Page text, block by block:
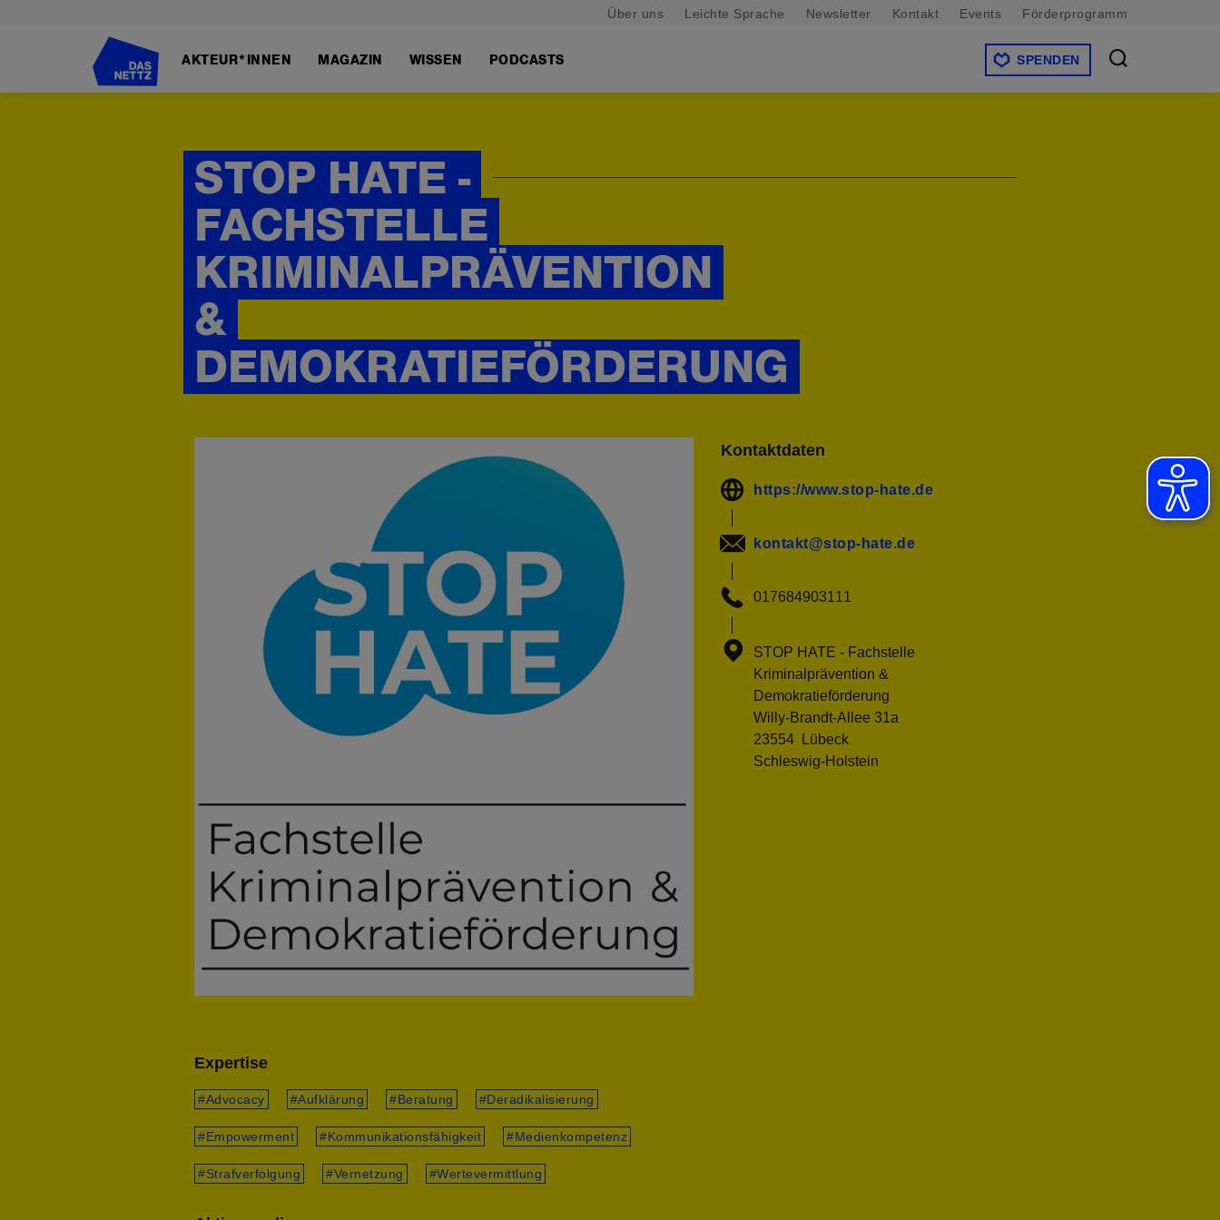
Über uns Leichte Sprache Newsletter Kontakt Events Förderprogramm
AKTEUR*INNEN MAGAZIN WISSEN PODCASTS SPENDEN
STOP HATE -
FACHSTELLE
KRIMINALPRÄVENTION
&
DEMOKRATIEFÖRDERUNG
Expertise
Advocacy Aufklärung Beratung Deradikalisierung
Empowerment Kommunikationsfähigkeit Medienkompetenz
Strafverfolgung Vernetzung Wertevermittlung
Kontaktdaten
https://www.stop-hate.de
kontakt@stop-hate.de
017684903111
STOP HATE - Fachstelle
Kriminalprävention &
Demokratieförderung
Willy-Brandt-Allee 31a
23554 Lübeck
Schleswig-Holstein